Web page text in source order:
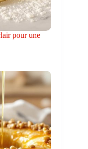
pour une